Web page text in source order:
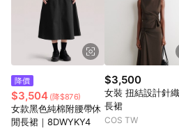
降價
$3,504 (降$876)
女款黑色純棉附腰帶休
閒長裙｜8DWYKY4
$3,500
女裝 扭結設計針
長裙
COS TW